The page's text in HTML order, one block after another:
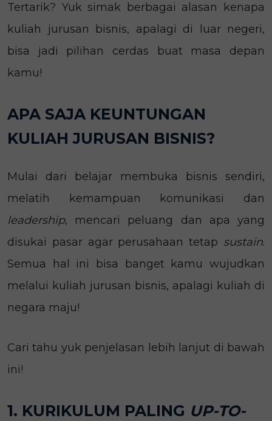
Tertarik? Yuk simak berbagai alasan kenapa
kuliah jurusan bisnis, apalagi di luar negeri,
bisa jadi pilihan cerdas buat masa depan
kamu!
APA SAJA KEUNTUNGAN
KULIAH JURUSAN BISNIS?
Mulai dari belajar membuka bisnis sendiri,
melatih kemampuan komunikasi dan
leadership, mencari peluang dan apa yang
disukai pasar agar perusahaan tetap sustain.
Semua hal ini bisa banget kamu wujudkan
melalui kuliah jurusan bisnis, apalagi kuliah di
negara maju!
Cari tahu yuk penjelasan lebih lanjut di bawah
ini!
1. KURIKULUM PALING UP-TO-